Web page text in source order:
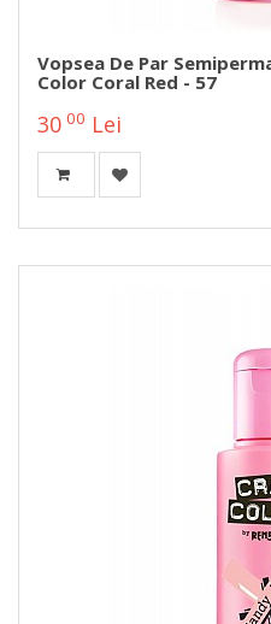
Vopsea De Par
Color Coral Red - 57
30 00 Lei